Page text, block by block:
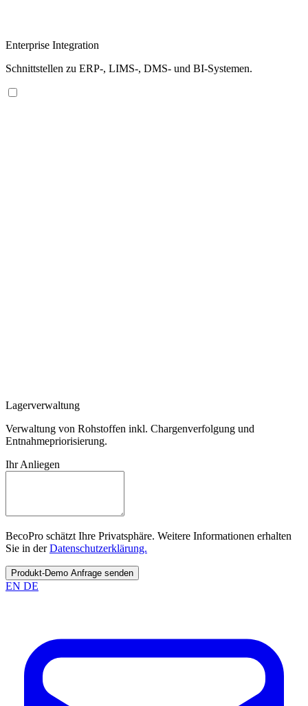
Enterprise Integration
Schnittstellen zu ERP-, LIMS-, DMS- und BI-Systemen.
Lagerverwaltung
Verwaltung von Rohstoffen inkl. Chargenverfolgung und
Entnahmepriorisierung.
Ihr Anliegen
BecoPro schätzt Ihre Privatsphäre. Weitere Informationen erhalten
Sie in derDatenschutzerklärung.
Produkt-Demo Anfrage senden
EN DE